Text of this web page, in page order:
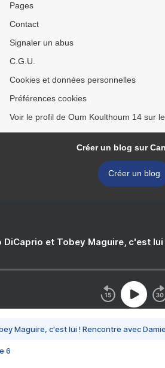
Pages
Contact
Signaler un abus
C.G.U.
Cookies et données personnelles
Préférences cookies
Voir le profil de Oum Koulthoum 14 sur
Créer un blog sur
Créer un blog
DiCaprio et Tobey Maguire, c'est
Maguire, c'est lui ! Rencontre avec
6